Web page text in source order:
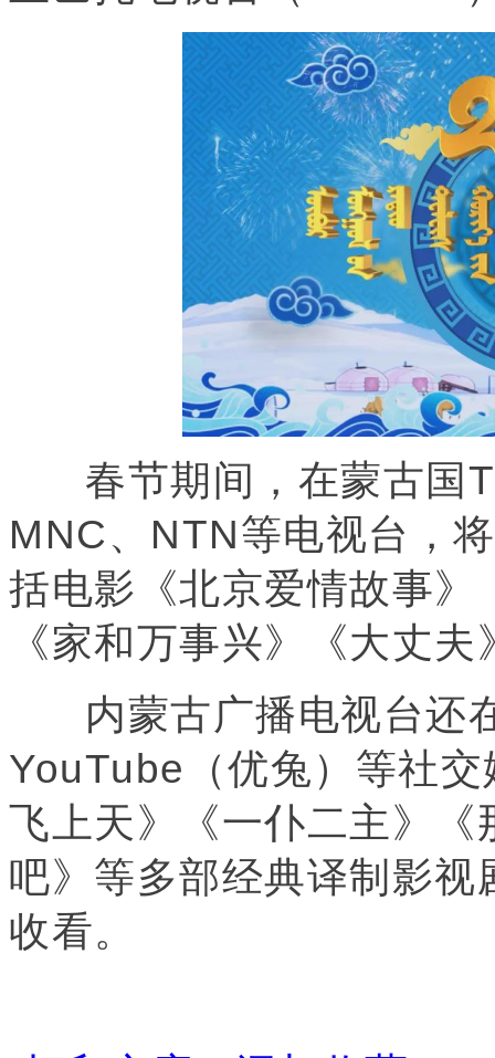
春节期间，在蒙古国
MNC、NTN等电视台，
括电影《北京爱情故事
《家和万事兴》《大丈夫
内蒙古广播电视台还
YouTube（优兔）等社
飞上天》《一仆二主》
吧》等多部经典译制影
收看。